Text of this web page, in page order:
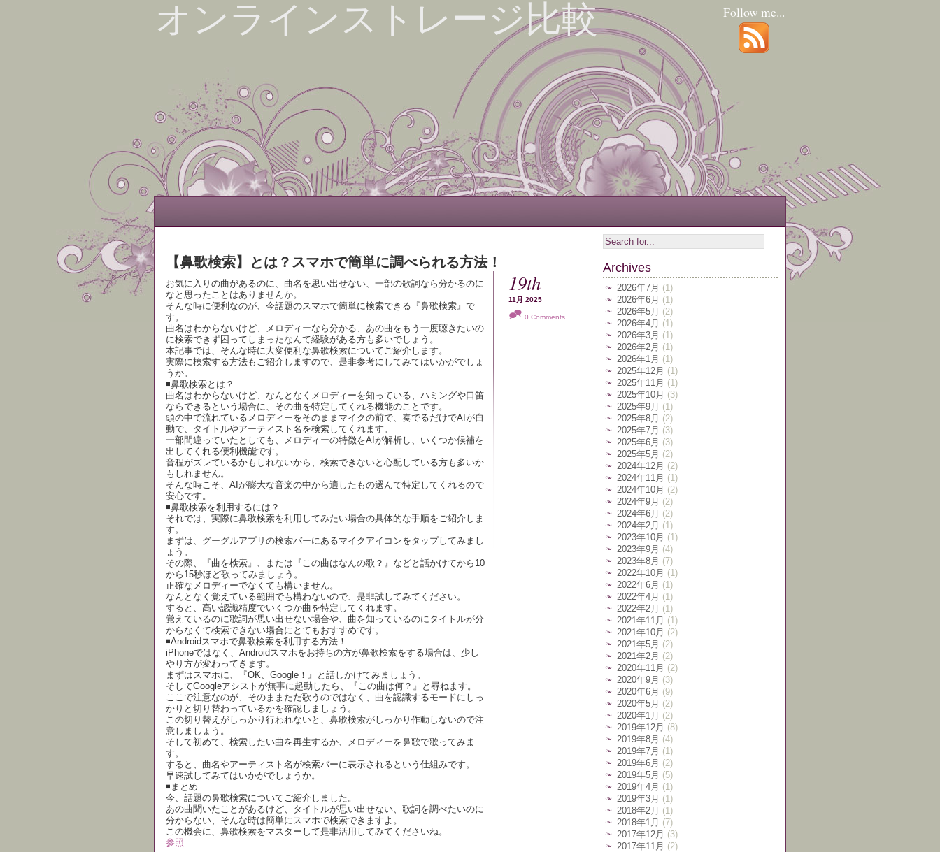
Follow me...
オンラインストレージ比較
【鼻歌検索】とは？スマホで簡単に調べられる方法！
19th
11月 2025
0 Comments
お気に入りの曲があるのに、曲名を思い出せない、一部の歌詞なら分かるのに
なと思ったことはありませんか。
そんな時に便利なのが、今話題のスマホで簡単に検索できる『鼻歌検索』で
す。
曲名はわからないけど、メロディーなら分かる、あの曲をもう一度聴きたいの
に検索できず困ってしまったなんて経験がある方も多いでしょう。
本記事では、そんな時に大変便利な鼻歌検索についてご紹介します。
実際に検索する方法もご紹介しますので、是非参考にしてみてはいかがでしょ
うか。
◾️鼻歌検索とは？
曲名はわからないけど、なんとなくメロディーを知っている、ハミングや口笛
ならできるという場合に、その曲を特定してくれる機能のことです。
頭の中で流れているメロディーをそのままマイクの前で、奏でるだけでAIが自
動で、タイトルやアーティスト名を検索してくれます。
一部間違っていたとしても、メロディーの特徴をAIが解析し、いくつか候補を
出してくれる便利機能です。
音程がズレているかもしれないから、検索できないと心配している方も多いか
もしれません。
そんな時こそ、AIが膨大な音楽の中から適したもの選んで特定してくれるので
安心です。
◾️鼻歌検索を利用するには？
それでは、実際に鼻歌検索を利用してみたい場合の具体的な手順をご紹介しま
す。
まずは、グーグルアプリの検索バーにあるマイクアイコンをタップしてみまし
ょう。
その際、『曲を検索』、または『この曲はなんの歌？』などと話かけてから10
から15秒ほど歌ってみましょう。
正確なメロディーでなくても構いません。
なんとなく覚えている範囲でも構わないので、是非試してみてください。
すると、高い認識精度でいくつか曲を特定してくれます。
覚えているのに歌詞が思い出せない場合や、曲を知っているのにタイトルが分
からなくて検索できない場合にとてもおすすめです。
◾️Androidスマホで鼻歌検索を利用する方法！
iPhoneではなく、Androidスマホをお持ちの方が鼻歌検索をする場合は、少し
やり方が変わってきます。
まずはスマホに、『OK、Google！』と話しかけてみましょう。
そしてGoogleアシストが無事に起動したら、『この曲は何？』と尋ねます。
ここで注意なのが、そのままただ歌うのではなく、曲を認識するモードにしっ
かりと切り替わっているかを確認しましょう。
この切り替えがしっかり行われないと、鼻歌検索がしっかり作動しないので注
意しましょう。
そして初めて、検索したい曲を再生するか、メロディーを鼻歌で歌ってみま
す。
すると、曲名やアーティスト名が検索バーに表示されるという仕組みです。
早速試してみてはいかがでしょうか。
◾️まとめ
今、話題の鼻歌検索についてご紹介しました。
あの曲聞いたことがあるけど、タイトルが思い出せない、歌詞を調べたいのに
分からない、そんな時は簡単にスマホで検索できますよ。
この機会に、鼻歌検索をマスターして是非活用してみてくださいね。
参照
Archives
2026年7月 (1)
2026年6月 (1)
2026年5月 (2)
2026年4月 (1)
2026年3月 (1)
2026年2月 (1)
2026年1月 (1)
2025年12月 (1)
2025年11月 (1)
2025年10月 (3)
2025年9月 (1)
2025年8月 (2)
2025年7月 (3)
2025年6月 (3)
2025年5月 (2)
2024年12月 (2)
2024年11月 (1)
2024年10月 (2)
2024年9月 (2)
2024年6月 (2)
2024年2月 (1)
2023年10月 (1)
2023年9月 (4)
2023年8月 (7)
2022年10月 (1)
2022年6月 (1)
2022年4月 (1)
2022年2月 (1)
2021年11月 (1)
2021年10月 (2)
2021年5月 (2)
2021年2月 (2)
2020年11月 (2)
2020年9月 (3)
2020年6月 (9)
2020年5月 (2)
2020年1月 (2)
2019年12月 (8)
2019年8月 (4)
2019年7月 (1)
2019年6月 (2)
2019年5月 (5)
2019年4月 (1)
2019年3月 (1)
2018年2月 (1)
2018年1月 (7)
2017年12月 (3)
2017年11月 (2)